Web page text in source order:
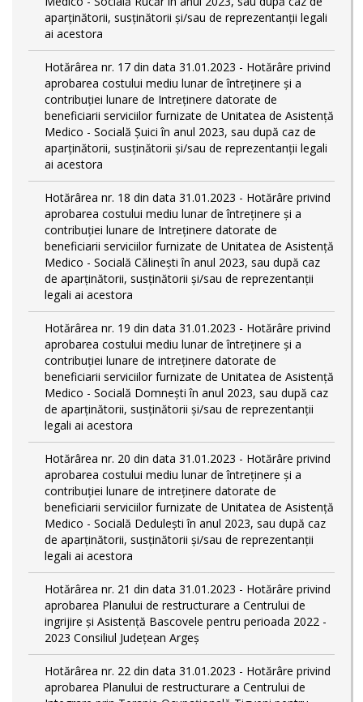
aparţinătorii, susţinătorii şi/sau de reprezentanţii legali
ai acestora
Hotărârea nr. 17 din data 31.01.2023 - Hotărâre privind
aprobarea costului mediu lunar de întreţinere şi a
contribuţiei lunare de Intreţinere datorate de
beneficiarii serviciilor furnizate de Unitatea de Asistenţă
Medico - Socială Şuici în anul 2023, sau după caz de
aparţinătorii, susţinătorii şi/sau de reprezentanţii legali
ai acestora
Hotărârea nr. 18 din data 31.01.2023 - Hotărâre privind
aprobarea costului mediu lunar de întreţinere şi a
contribuţiei lunare de Intreţinere datorate de
beneficiarii serviciilor furnizate de Unitatea de Asistenţă
Medico - Socială Călineşti în anul 2023, sau după caz
de aparţinătorii, susţinătorii şi/sau de reprezentanţii
legali ai acestora
Hotărârea nr. 19 din data 31.01.2023 - Hotărâre privind
aprobarea costului mediu lunar de întreţinere şi a
contribuţiei lunare de intreţinere datorate de
beneficiarii serviciilor furnizate de Unitatea de Asistenţă
Medico - Socială Domneşti în anul 2023, sau după caz
de aparţinătorii, susţinătorii şi/sau de reprezentanţii
legali ai acestora
Hotărârea nr. 20 din data 31.01.2023 - Hotărâre privind
aprobarea costului mediu lunar de întreţinere şi a
contribuţiei lunare de intreţinere datorate de
beneficiarii serviciilor furnizate de Unitatea de Asistenţă
Medico - Socială Deduleşti în anul 2023, sau după caz
de aparţinătorii, susţinătorii şi/sau de reprezentanţii
legali ai acestora
Hotărârea nr. 21 din data 31.01.2023 - Hotărâre privind
aprobarea Planului de restructurare a Centrului de
ingrijire şi Asistenţă Bascovele pentru perioada 2022 -
2023 Consiliul Judeţean Argeş
Hotărârea nr. 22 din data 31.01.2023 - Hotărâre privind
aprobarea Planului de restructurare a Centrului de